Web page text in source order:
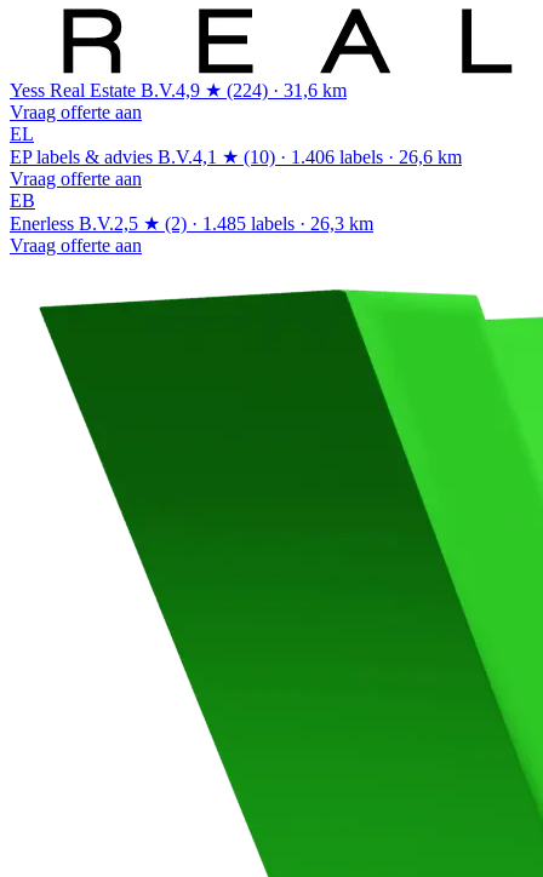
Yess Real Estate B.V.4,9 ★ (224) · 31,6 km
Vraag offerte aan
EL
EP labels & advies B.V.4,1 ★ (10) · 1.406 labels · 26,6 km
Vraag offerte aan
EB
Enerless B.V.2,5 ★ (2) · 1.485 labels · 26,3 km
Vraag offerte aan